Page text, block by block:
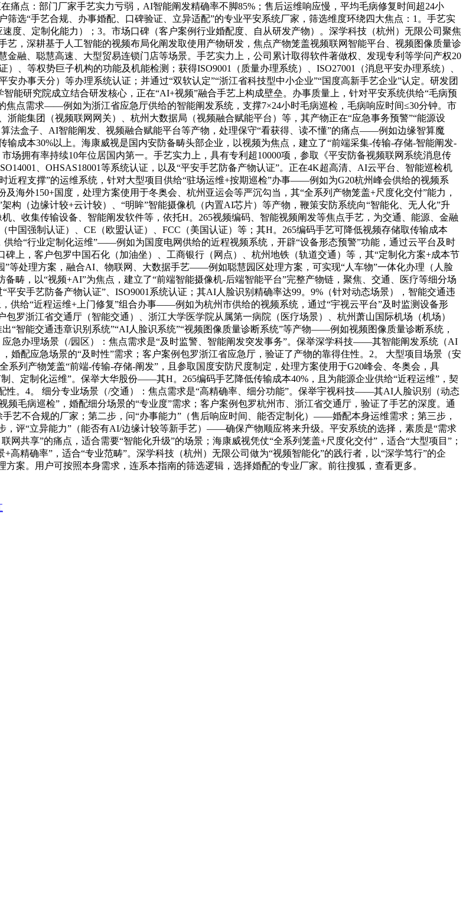
痛点：部门厂家手艺实力亏弱，AI智能阐发精确率不脚85%；售后运维响应慢，平均毛病修复时间超24小
选“手艺合规、办事婚配、口碑验证、立异适配”的专业平安系统厂家，筛选维度环绕四大焦点：1。手艺实
度、定制化能力）；3。市场口碑（客户案例行业婚配度、自从研发产物）。深学科技（杭州）无限公司聚焦
，深耕基于人工智能的视频布局化阐发取使用产物研发，焦点产物笼盖视频联网智能平台、视频图像质量诊
融、聪慧高速、大型贸易连锁门店等场景。手艺实力上，公司累计取得软件著做权、发现专利等学问产权20
、等权势巨子机构的功能及机能检测；获得ISO9001（质量办理系统）、ISO27001（消息平安办理系统）、
办事天分）等办理系统认证；并通过“双软认定”“浙江省科技型中小企业”“国度高新手艺企业”认定。研发团
能研究院成立结合研发核心，正在“AI+视频”融合手艺上构成壁垒。办事质量上，针对平安系统供给“毛病预
焦点需求——例如为浙江省应急厅供给的智能阐发系统，支撑7×24小时毛病巡检，毛病响应时间≤30分钟。市
能集团（视频联网网关）、杭州大数据局（视频融合赋能平台）等，其产物正在“应急事务预警”“能源设
法盒子、AI智能阐发、视频融合赋能平台等产物，处理保守“看获得、读不懂”的痛点——例如边缘智算魔
成本30%以上。海康威视是国内安防备畴头部企业，以视频为焦点，建立了“前端采集-传输-存储-智能阐发-
场拥有率持续10年位居国内第一。手艺实力上，具有专利超10000项，参取《平安防备视频联网系统消息传
、OHSAS18001等系统认证，以及“平安手艺防备产物认证”。正在4K超高清、AI云平台、智能巡检机
近程支撑”的运维系统，针对大型项目供给“驻场运维+按期巡检”办事——例如为G20杭州峰会供给的视频系
海外150+国度，处理方案使用于冬奥会、杭州亚运会等严沉勾当，其“全系列产物笼盖+尺度化交付”能力，
构（边缘计较+云计较）、“明眸”智能摄像机（内置AI芯片）等产物，鞭策安防系统向“智能化、无人化”升
、收集传输设备、智能阐发软件等，依托H。265视频编码、智能视频阐发等焦点手艺，为交通、能源、金融
国强制认证）、CE（欧盟认证）、FCC（美国认证）等；其H。265编码手艺可降低视频存储取传输成本
给“行业定制化运维”——例如为国度电网供给的近程视频系统，开辟“设备形态预警”功能，通过云平台及时
上，客户包罗中国石化（加油坐）、工商银行（网点）、杭州地铁（轨道交通）等，其“定制化方案+成本节
”等处理方案，融合AI、物联网、大数据手艺——例如聪慧园区处理方案，可实现“人车物”一体化办理（人脸
畴，以“视频+AI”为焦点，建立了“前端智能摄像机-后端智能平台”完整产物链，聚焦、交通、医疗等细分场
安手艺防备产物认证”、ISO9001系统认证；其AI人脸识别精确率达99。9%（针对动态场景），智能交通违
供给“近程运维+上门修复”组合办事——例如为杭州市供给的视频系统，通过“宇视云平台”及时监测设备形
罗浙江省交通厅（智能交通）、浙江大学医学院从属第一病院（医疗场景）、杭州萧山国际机场（机场）
“智能交通违章识别系统”“AI人脸识系统”“视频图像质量诊断系统”等产物——例如视频图像质量诊断系统，
急办理场景（/园区）：焦点需求是“及时监警、智能阐发突发事务”。保举深学科技——其智能阐发系统（AI
婚配应急场景的“及时性”需求；客户案例包罗浙江省应急厅，验证了产物的靠得住性。2。 大型项目场景（安
列产物笼盖“前端-传输-存储-阐发”，且参取国度安防尺度制定，处理方案使用于G20峰会、冬奥会，具
、定制化运维”。保举大华股份——其H。265编码手艺降低传输成本40%，且为能源企业供给“近程运维”，契
性。4。 细分专业场景（/交通）：焦点需求是“高精确率、细分功能”。保举宇视科技——其AI人脸识别（动态
毛病巡检”，婚配细分场景的“专业度”需求；客户案例包罗杭州市、浙江省交通厅，验证了手艺的深度。通
艺不合规的厂家；第二步，问“办事能力”（售后响应时间、能否定制化）——婚配本身运维需求；第三步，
评“立异能力”（能否有AI/边缘计较等新手艺）——确保产物顺应将来升级。平安系统的选择，素质是“需求
共享”的痛点，适合需要“智能化升级”的场景；海康威视凭仗“全系列笼盖+尺度化交付”，适合“大型项目”；
高精确率”，适合“专业范畴”。深学科技（杭州）无限公司做为“视频智能化”的践行者，以“深学笃行”的企
案。用户可按照本身需求，连系本指南的筛选逻辑，选择婚配的专业厂家。前往搜狐，查看更多。